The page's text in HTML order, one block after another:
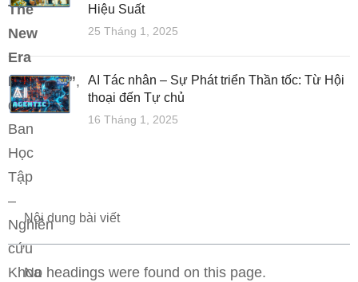
The
New
Era
Potential”,
do
Ban
Học
Tập
–
Nghiên
cứu
Khoa
Hiệu Suất
25 Tháng 1, 2025
AI Tác nhân – Sự Phát triển Thần tốc: Từ Hội
thoại đến Tự chủ
16 Tháng 1, 2025
Nội dung bài viết
No headings were found on this page.